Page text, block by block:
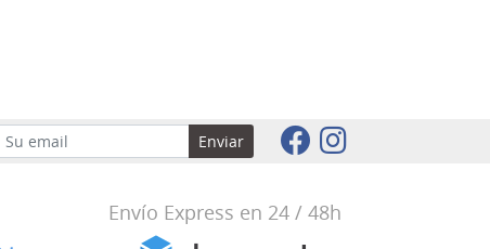
Enviar
Envío Express en 24 / 48h